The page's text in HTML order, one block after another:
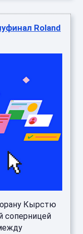
Roland
Кырстю
соперницей